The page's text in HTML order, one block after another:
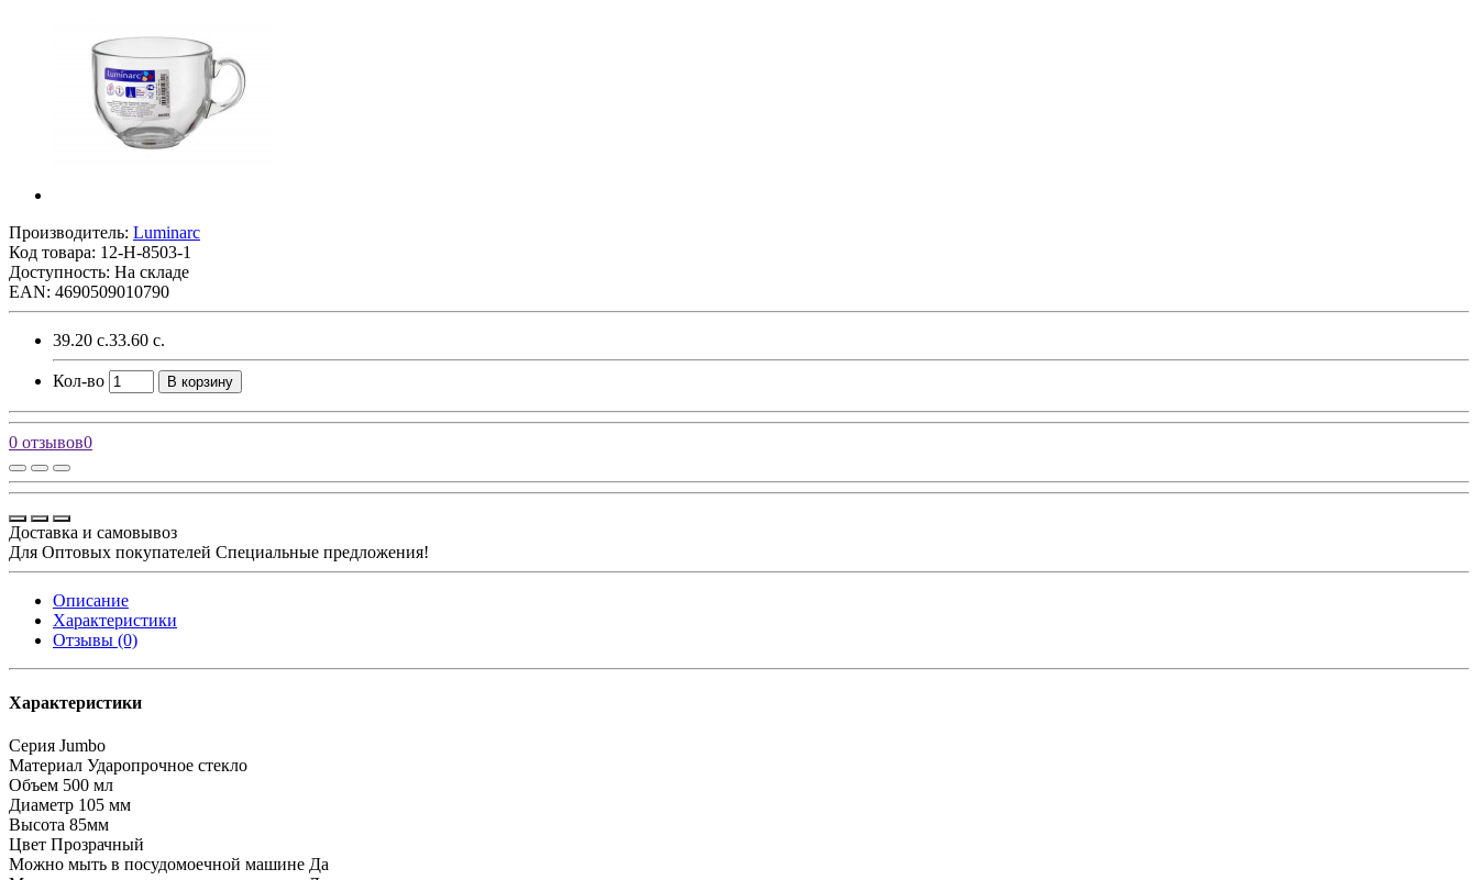
Производитель: Luminarc
Код товара: 12-H-8503-1
Доступность: На складе
EAN: 4690509010790
39.20 с.33.60 с.
Кол-во В корзину
0 отзывов0
Доставка и самовывоз
Для Оптовых покупателей Специальные предложения!
Описание
Характеристики
Отзывы (0)
Характеристики
Серия Jumbo
Материал Ударопрочное стекло
Объем 500 мл
Диаметр 105 мм
Высота 85мм
Цвет Прозрачный
Можно мыть в посудомоечной машине Да